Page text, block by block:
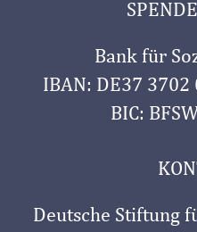
Bank für
IBAN: DE37
BIC:
Deutsche Stiftung